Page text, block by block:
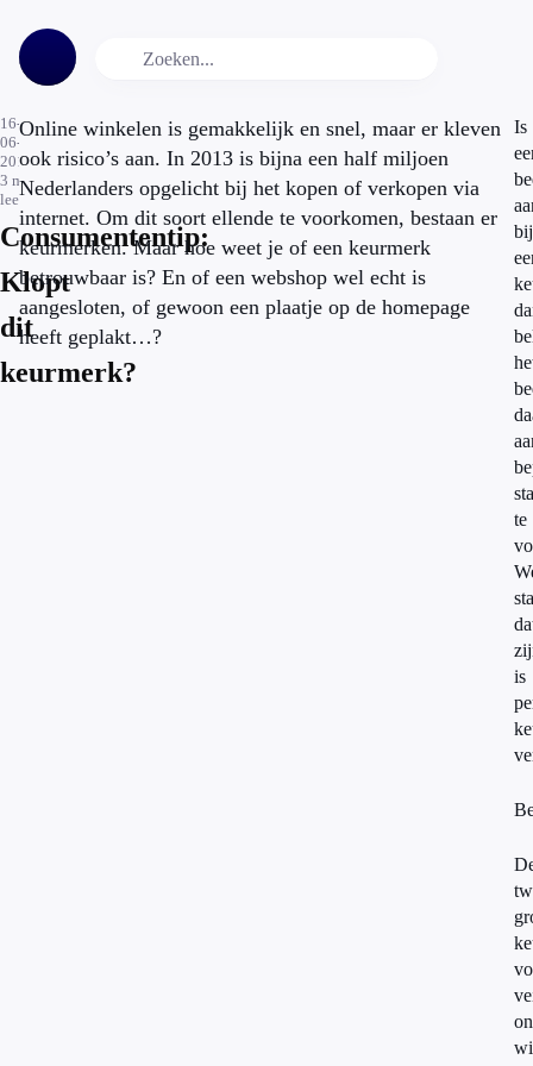
16-
06-
2014
3 min.
leestijd
Consumententip:
Klopt
dit
keurmerk?
Online winkelen is gemakkelijk en snel, maar er kleven
ook risico’s aan. In 2013 is bijna een half miljoen
Nederlanders opgelicht bij het kopen of verkopen via
internet. Om dit soort ellende te voorkomen, bestaan er
keurmerken. Maar hoe weet je of een keurmerk
betrouwbaar is? En of een webshop wel echt is
aangesloten, of gewoon een plaatje op de homepage
heeft geplakt…?
Is
bij
te
is